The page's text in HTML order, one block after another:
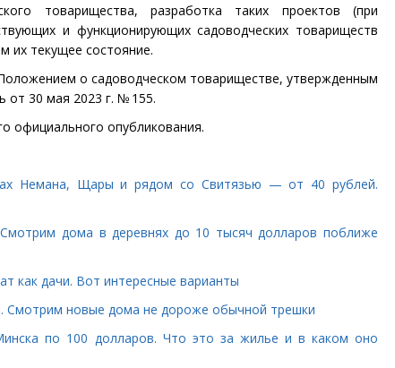
товарищества, разработка таких проектов
(при
и функционирующих садоводческих товариществ
их текущее состояние.
о садоводческом товариществе, утвержденным
от 30 мая 2023 г. № 155.
официального опубликования.
Немана, Щары и рядом со Свитязью — от 40 рублей.
дома в деревнях до 10 тысяч долларов поближе
как дачи. Вот интересные варианты
Смотрим новые дома не дороже обычной трешки
по 100 долларов. Что это за жилье и в каком оно